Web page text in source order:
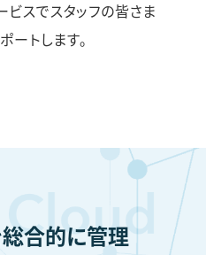
ビスでスタッフの皆さま
ートします。
合的に管理